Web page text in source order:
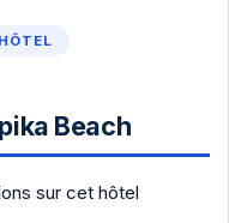
Beach
sur cet hôtel